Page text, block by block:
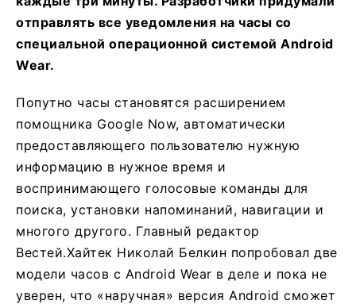
отправлять все уведомления на часы со
специальной операционной системой Android
Wear.
Попутно часы становятся расширением
помощника Google Now, автоматически
предоставляющего пользователю нужную
информацию в нужное время и
воспринимающего голосовые команды для
поиска, установки напоминаний, навигации и
многого другого. Главный редактор
Вестей.Хайтек Николай Белкин попробовал две
модели часов c Android Wear в деле и пока не
уверен, что «наручная» версия Android сможет